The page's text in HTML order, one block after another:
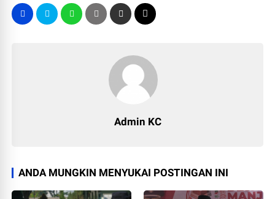
Admin KC
ANDA MUNGKIN MENYUKAI POSTINGAN INI